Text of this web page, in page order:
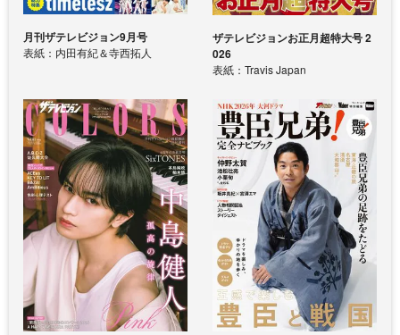
月刊ザテレビジョン9月号
表紙：内田有紀＆寺西拓人
ザテレビジョンお正月超特大号 2
026
表紙：Travis Japan